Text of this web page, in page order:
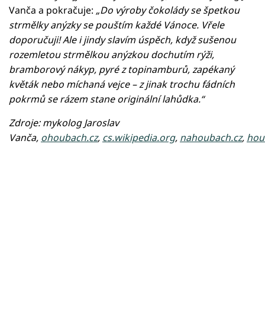
Vanča a pokračuje: „Do výroby čokolády se špetkou
strmělky anýzky se pouštím každé Vánoce. Vřele
doporučuji! Ale i jindy slavím úspěch, když sušenou
rozemletou strmělkou anýzkou dochutím rýži,
bramborový nákyp, pyré z topinamburů, zapékaný
květák nebo míchaná vejce – z jinak trochu fádních
pokrmů se rázem stane originální lahůdka.“
Zdroje: mykolog Jaroslav
Vanča, ohoubach.cz, cs.wikipedia.org, nahoubach.cz,